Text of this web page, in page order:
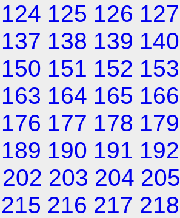
124 125 126 127
137 138 139 140
150 151 152 153
163 164 165 166
176 177 178 179
189 190 191 192
202 203 204 205
215 216 217 218